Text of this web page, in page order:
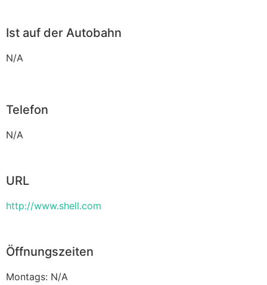
Ist auf der Autobahn
N/A
Telefon
N/A
URL
http://www.shell.com
Öffnungszeiten
Montags: N/A